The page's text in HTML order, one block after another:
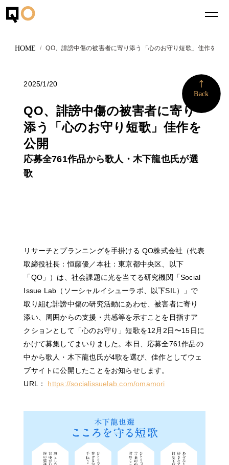
More
Back
QO、誹謗中傷の被害者に寄り添う「心のお守り短歌」佳作を公開
2025/1/20
QO、誹謗中傷の被害者に寄り
添う「心のお守り短歌」佳作を
公開
応募全761作品から歌人・木下龍也氏が選
歌
リサーチとプランニングを手掛ける QO株式会社（代表
取締役社長：恒藤優／本社：東京都中央区、以下
「QO」）は、社会課題に光を当てる研究機関「Social
Issue Lab（ソーシャルイシューラボ、以下SIL）」で
取り組む誹謗中傷の研究活動にあわせ、被害者に寄り
添い、周囲からの支援・共感等を示すことを目指すア
クションとして「心のお守り」短歌を12月2日〜15日に
かけて募集してまいりました。本日、応募全761作品の
中から歌人・木下龍也氏が4歌を選び、佳作としてウェ
ブサイトに公開したことをお知らせします。
URL： https://socialissuelab.com/omamori